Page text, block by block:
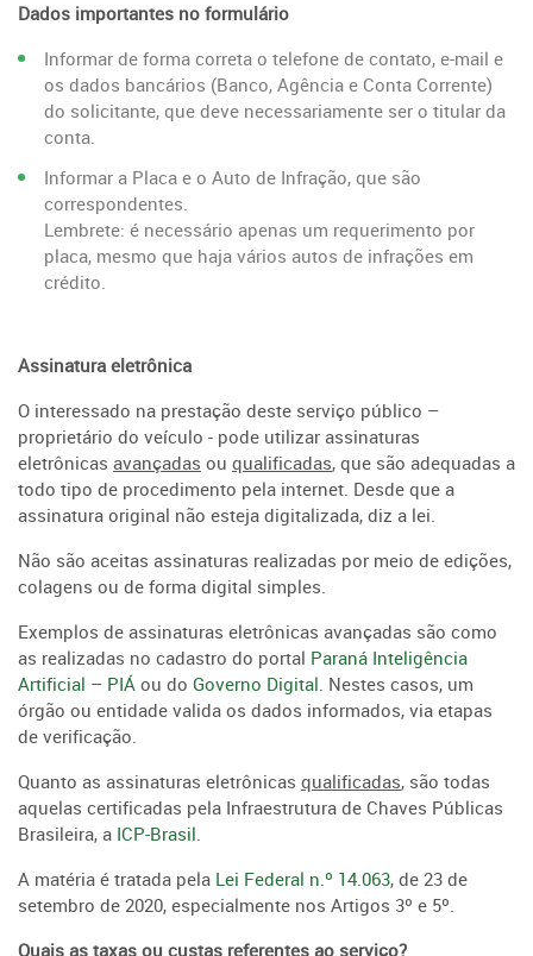
Dados importantes no formulário
Informar de forma correta o telefone de contato, e-mail e
os dados bancários (Banco, Agência e Conta Corrente)
do solicitante, que deve necessariamente ser o titular da
conta.
Informar a Placa e o Auto de Infração, que são
correspondentes.
Lembrete: é necessário apenas um requerimento por
placa, mesmo que haja vários autos de infrações em
crédito.
Assinatura eletrônica
O interessado na prestação deste serviço público –
proprietário do veículo - pode utilizar assinaturas
eletrônicas avançadas ou qualificadas, que são adequadas a
todo tipo de procedimento pela internet. Desde que a
assinatura original não esteja digitalizada, diz a lei.
Não são aceitas assinaturas realizadas por meio de edições,
colagens ou de forma digital simples.
Exemplos de assinaturas eletrônicas avançadas são como
as realizadas no cadastro do portal Paraná Inteligência
Artificial – PIÁ ou do Governo Digital . Nestes casos, um
órgão ou entidade valida os dados informados, via etapas
de verificação.
Quanto as assinaturas eletrônicas qualificadas, são todas
aquelas certificadas pela Infraestrutura de Chaves Públicas
Brasileira, a ICP-Brasil
A matéria é tratada pela Lei Federal n.º 14.063, de 23 de
setembro de 2020, especialmente nos Artigos 3º e 5º.
Quais as taxas ou custas referentes ao serviço?